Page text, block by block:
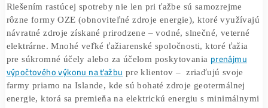
nálady, medializácia, vyhlásenia rôznych „svetových
tému Bitcoinu a celkový stav na trhu.
Do úvahy treba však treba brať aj rapídne rastúcu
ASIC minerov. Každý novší model dokáže poňať rádovo
výkon na ťažbu, no spotreba sa zvyšuje len minimálne.
Jeden z najstarších modelov Antmineru S1 spotreboval až
na každý jeden GH/s. Zatiaľ čo najnovšia rada Antminer